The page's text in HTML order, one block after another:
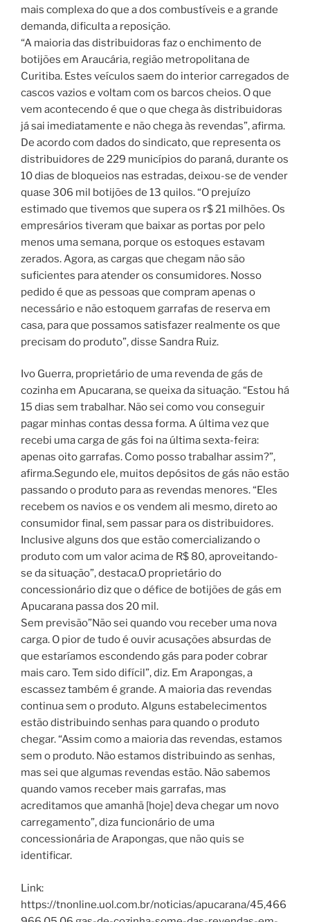
mais complexa do que a dos combustíveis e a grande
demanda, dificulta a reposição.
“A maioria das distribuidoras faz o enchimento de
botijões em Araucária, região metropolitana de
Curitiba. Estes veículos saem do interior carregados de
cascos vazios e voltam com os barcos cheios. O que
vem acontecendo é que o que chega às distribuidoras
já sai imediatamente e não chega às revendas”, afirma.
De acordo com dados do sindicato, que representa os
distribuidores de 229 municípios do paraná, durante os
10 dias de bloqueios nas estradas, deixou-se de vender
quase 306 mil botijões de 13 quilos. “O prejuízo
estimado que tivemos que supera os r$ 21 milhões. Os
empresários tiveram que baixar as portas por pelo
menos uma semana, porque os estoques estavam
zerados. Agora, as cargas que chegam não são
suficientes para atender os consumidores. Nosso
pedido é que as pessoas que compram apenas o
necessário e não estoquem garrafas de reserva em
casa, para que possamos satisfazer realmente os que
precisam do produto”, disse Sandra Ruiz.
Ivo Guerra, proprietário de uma revenda de gás de
cozinha em Apucarana, se queixa da situação. “Estou há
15 dias sem trabalhar. Não sei como vou conseguir
pagar minhas contas dessa forma. A última vez que
recebi uma carga de gás foi na última sexta-feira:
apenas oito garrafas. Como posso trabalhar assim?”,
afirma.Segundo ele, muitos depósitos de gás não estão
passando o produto para as revendas menores. “Eles
recebem os navios e os vendem ali mesmo, direto ao
consumidor final, sem passar para os distribuidores.
Inclusive alguns dos que estão comercializando o
produto com um valor acima de R$ 80, aproveitando-
se da situação”, destaca.O proprietário do
concessionário diz que o défice de botijões de gás em
Apucarana passa dos 20 mil.
Sem previsão”Não sei quando vou receber uma nova
carga. O pior de tudo é ouvir acusações absurdas de
que estaríamos escondendo gás para poder cobrar
mais caro. Tem sido difícil”, diz. Em Arapongas, a
escassez também é grande. A maioria das revendas
continua sem o produto. Alguns estabelecimentos
estão distribuindo senhas para quando o produto
chegar. “Assim como a maioria das revendas, estamos
sem o produto. Não estamos distribuindo as senhas,
mas sei que algumas revendas estão. Não sabemos
quando vamos receber mais garrafas, mas
acreditamos que amanhã [hoje] deva chegar um novo
carregamento”, diza funcionário de uma
concessionária de Arapongas, que não quis se
identificar.
Link:
https://tnonline.uol.com.br/noticias/apucarana/45,466